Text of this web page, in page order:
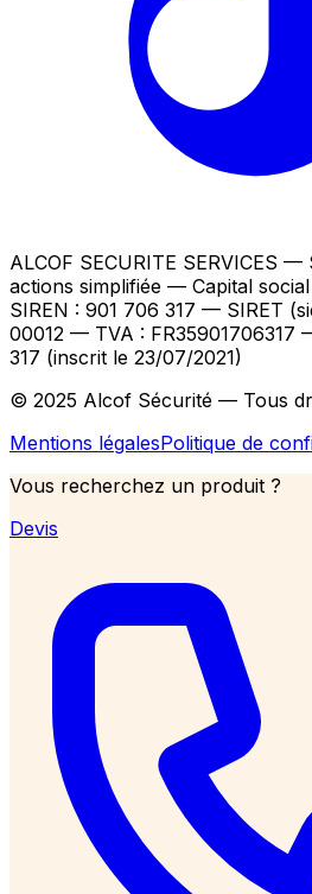
ALCOF SECURITE SERVICES —
actions simplifiée — Capital
SIREN : 901 706 317 — SIRET
00012 — TVA : FR35901706317
317 (inscrit le 23/07/2021)
© 2025 Alcof Sécurité — Tous
Mentions légalesPolitique de
Vous recherchez un produit ?
Devis